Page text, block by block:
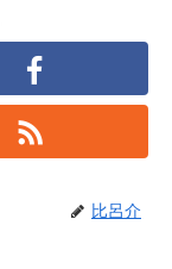
比呂介